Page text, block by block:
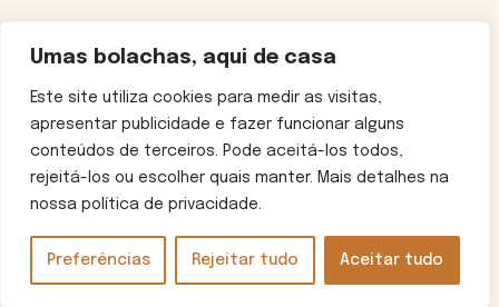
Umas bolachas, aqui de casa
Este site utiliza cookies para medir as visitas,
apresentar publicidade e fazer funcionar alguns
conteúdos de terceiros. Pode aceitá-los todos,
rejeitá-los ou escolher quais manter. Mais detalhes na
nossa política de privacidade.
Preferências Rejeitar tudo Aceitar tudo